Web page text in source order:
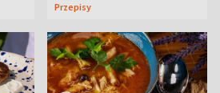
Przepisy